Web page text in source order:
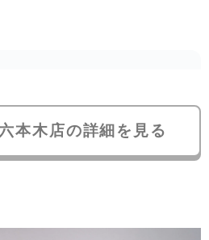
本木店の詳細を見る